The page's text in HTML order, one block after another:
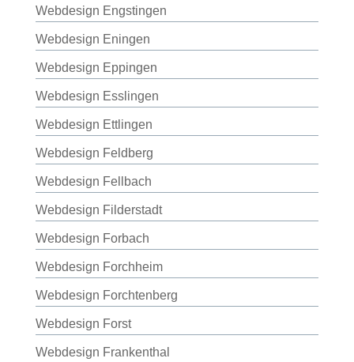
Webdesign Engstingen
Webdesign Eningen
Webdesign Eppingen
Webdesign Esslingen
Webdesign Ettlingen
Webdesign Feldberg
Webdesign Fellbach
Webdesign Filderstadt
Webdesign Forbach
Webdesign Forchheim
Webdesign Forchtenberg
Webdesign Forst
Webdesign Frankenthal